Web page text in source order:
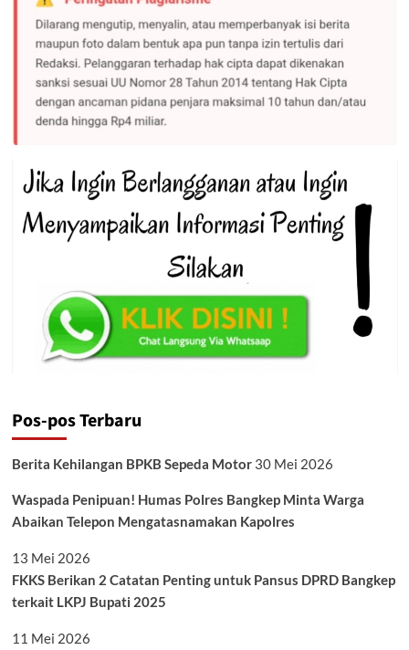
Pos-pos Terbaru
Berita Kehilangan BPKB Sepeda Motor 30 Mei 2026
Waspada Penipuan! Humas Polres Bangkep Minta Warga
Abaikan Telepon Mengatasnamakan Kapolres
13 Mei 2026
FKKS Berikan 2 Catatan Penting untuk Pansus DPRD Bangkep
terkait LKPJ Bupati 2025
11 Mei 2026